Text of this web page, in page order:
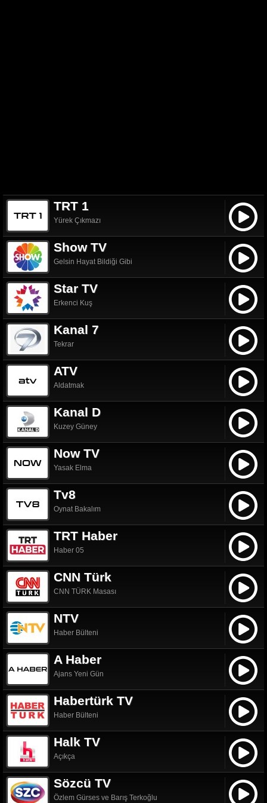
TRT 1
Yürek Çıkmazı
Show TV
Gelsin Hayat Bildiği Gibi
Star TV
Erkenci Kuş
Kanal 7
Tekrar
ATV
Aldatmak
Kanal D
Kuzey Güney
Now TV
Yasak Elma
Tv8
Oynat Bakalım
TRT Haber
Haber 05
CNN Türk
CNN TÜRK Masası
NTV
Haber Bülteni
A Haber
Ajans Yeni Gün
Habertürk TV
Haber Bülteni
Halk TV
Açıkça
Sözcü TV
Özlem Gürses ve Barış Terkoğlu